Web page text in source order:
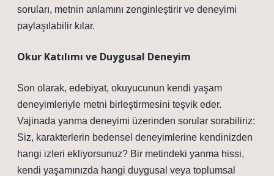
soruları, metnin anlamını zenginleştirir ve deneyimi
paylaşılabilir kılar.
Okur Katılımı ve Duygusal Deneyim
Son olarak, edebiyat, okuyucunun kendi yaşam
deneyimleriyle metni birleştirmesini teşvik eder.
Vajinada yanma deneyimi üzerinden sorular sorabiliriz:
Siz, karakterlerin bedensel deneyimlerine kendinizden
hangi izleri ekliyorsunuz? Bir metindeki yanma hissi,
kendi yaşamınızda hangi duygusal veya toplumsal